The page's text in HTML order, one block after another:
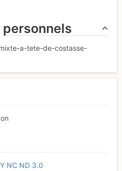
a-tete-de-costasse-
NC ND 3.0